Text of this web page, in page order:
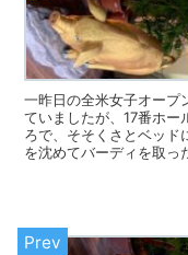
一昨日の全米女子オープ
ていましたが、17番ホー
ろで、そそくさとベッド
を沈めてバーディを取っ